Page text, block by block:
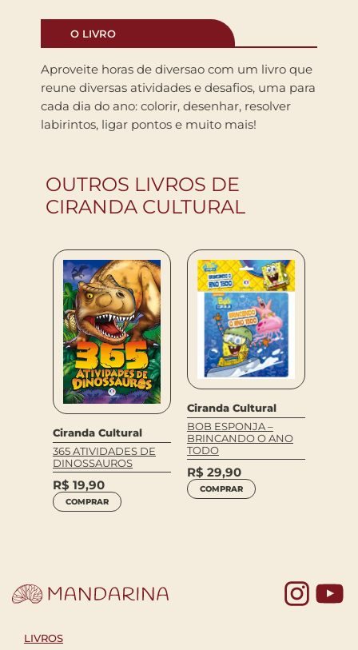
O LIVRO
Aproveite horas de diversao com um livro que
reune diversas atividades e desafios, uma para
cada dia do ano: colorir, desenhar, resolver
labirintos, ligar pontos e muito mais!
OUTROS LIVROS DE
CIRANDA CULTURAL
Ciranda Cultural
365 ATIVIDADES DE
DINOSSAUROS
R$ 19,90
COMPRAR
Ciranda Cultural
BOB ESPONJA –
BRINCANDO O ANO
TODO
R$ 29,90
COMPRAR
LIVROS